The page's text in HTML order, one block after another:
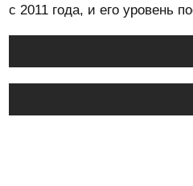
с 2011 года, и его уровень